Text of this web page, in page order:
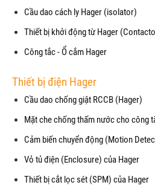
Cầu dao cách ly Hager (isolator)
Thiết bị khởi động từ Hager
Công tắc - Ổ cắm Hager
Thiết bị điện Hager
Cầu dao chống giật RCCB (Hager)
Mặt che chống thấm nước cho công
Cảm biến chuyển động (Motion
Vỏ tủ điện (Enclosure) của Hager
Thiết bị cắt lọc sét (SPM) của Hager